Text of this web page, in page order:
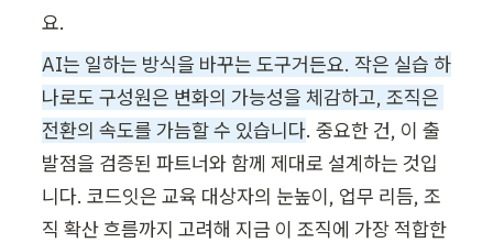
요.
AI는 일하는 방식을 바꾸는 도구거든요. 작은 실습 하
나로도 구성원은 변화의 가능성을 체감하고, 조직은
전환의 속도를 가늠할 수 있습니다. 중요한 건, 이 출
발점을 검증된 파트너와 함께 제대로 설계하는 것입
니다. 코드잇은 교육 대상자의 눈높이, 업무 리듬, 조
직 확산 흐름까지 고려해 지금 이 조직에 가장 적합한